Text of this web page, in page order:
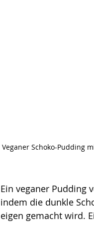
Veganer Schoko-Pudding
Ein veganer Pudding
indem die dunkle
eigen gemacht wird.